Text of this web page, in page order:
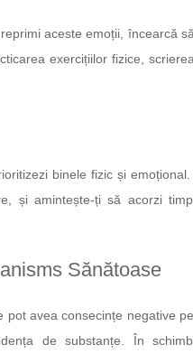
aceste emoții, încearcă
exercițiilor fizice,
binele fizic și
și amintește-ți să acorzi
Sănătoase
avea consecințe negative
de substanțe. În